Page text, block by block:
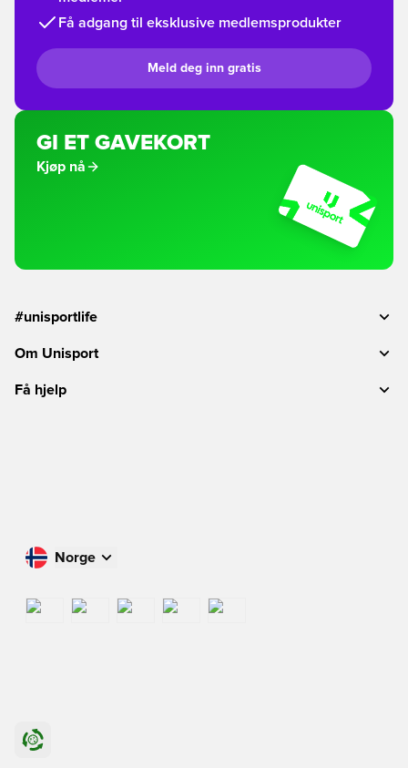
Få adgang til eksklusive medlemsprodukter
Meld deg inn gratis
GI ET GAVEKORT
Kjøp nå
#unisportlife
Om Unisport
Få hjelp
Norge
International